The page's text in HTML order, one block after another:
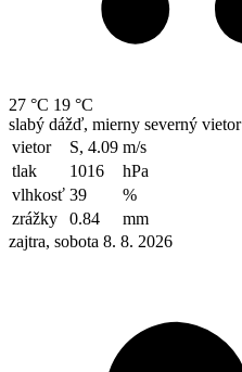
27 °C 19 °C
slabý dážď, mierny severný vietor
vietor
S, 4.09 m/s
tlak
1016
hPa
vlhkosť 39
%
zrážky
0.84
mm
zajtra, sobota 8. 8. 2026